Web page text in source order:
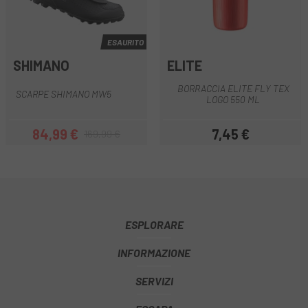
ESAURITO
SHIMANO
SCARPE SHIMANO MW5
Prezzo
84,99 €Prezzo base
ELITE
BORRACCIA ELITE FLY TEX
LOGO 550 ML
Prezzo
7,45 €
ESPLORARE
INFORMAZIONE
SERVIZI